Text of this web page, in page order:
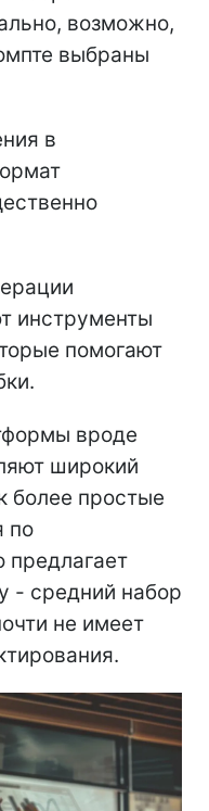
возможно,
выбраны
в
инструменты
помогают
вроде
широкий
более простые
по
предлагает
- средний набор
не имеет